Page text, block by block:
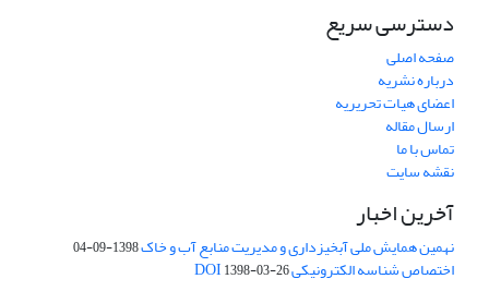
دسترسی سریع
صفحه اصلی
درباره نشریه
اعضای هیات تحریریه
ارسال مقاله
تماس با ما
نقشه سایت
آخرین اخبار
نهمین همایش ملی آبخیزداری و مدیریت منابع آب و خاک1398-09-04
اختصاص شناسه الکترونیکی DOI1398-03-26